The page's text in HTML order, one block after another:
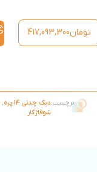
تومان417,093,300
برچسب:دیگ چدنی 14 پره ,
شوفاژکار